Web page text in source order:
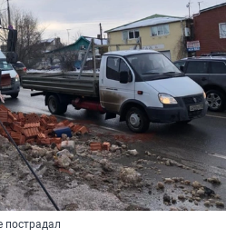
пострадал